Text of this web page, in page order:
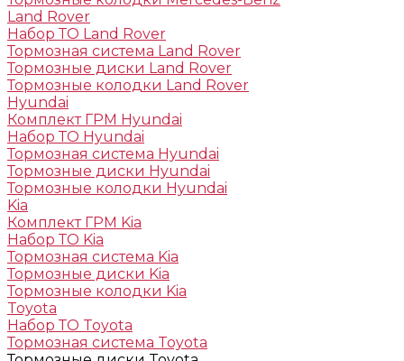
Land Rover
Набор ТО Land Rover
Тормозная система Land Rover
Тормозные диски Land Rover
Тормозные колодки Land Rover
Hyundai
Комплект ГРМ Hyundai
Набор ТО Hyundai
Тормозная система Hyundai
Тормозные диски Hyundai
Тормозные колодки Hyundai
Kia
Комплект ГРМ Kia
Набор ТО Kia
Тормозная система Kia
Тормозные диски Kia
Тормозные колодки Kia
Toyota
Набор ТО Toyota
Тормозная система Toyota